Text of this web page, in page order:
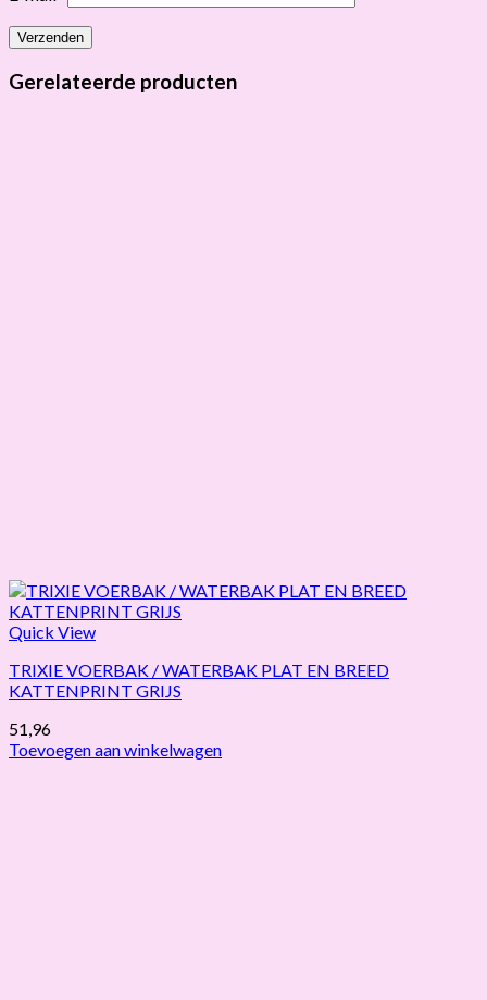
Gerelateerde producten
Quick View
TRIXIE VOERBAK / WATERBAK PLAT EN BREED
KATTENPRINT GRIJS
51,96
Toevoegen aan winkelwagen